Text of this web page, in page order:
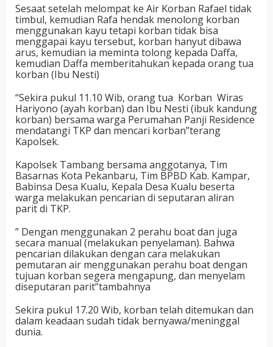
Sesaat setelah melompat ke Air Korban Rafael tidak
timbul, kemudian Rafa hendak menolong korban
menggunakan kayu tetapi korban tidak bisa
menggapai kayu tersebut, korban hanyut dibawa
arus, kemudian ia meminta tolong kepada Daffa,
kemudian Daffa memberitahukan kepada orang tua
korban (Ibu Nesti)
“Sekira pukul 11.10 Wib, orang tua Korban Wiras
Hariyono (ayah korban) dan Ibu Nesti (ibuk kandung
korban) bersama warga Perumahan Panji Residence
mendatangi TKP dan mencari korban”terang
Kapolsek.
Kapolsek Tambang bersama anggotanya, Tim
Basarnas Kota Pekanbaru, Tim BPBD Kab. Kampar,
Babinsa Desa Kualu, Kepala Desa Kualu beserta
warga melakukan pencarian di seputaran aliran
parit di TKP.
” Dengan menggunakan 2 perahu boat dan juga
secara manual (melakukan penyelaman). Bahwa
pencarian dilakukan dengan cara melakukan
pemutaran air menggunakan perahu boat dengan
tujuan korban segera mengapung, dan menyelam
diseputaran parit”tambahnya
Sekira pukul 17.20 Wib, korban telah ditemukan dan
dalam keadaan sudah tidak bernyawa/meninggal
dunia.